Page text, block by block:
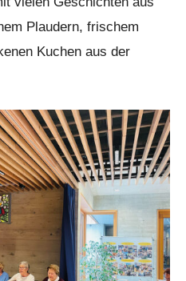
Plaudern, frischem
Kuchen aus der